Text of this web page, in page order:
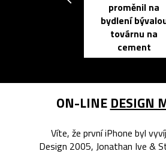
proměnil na
bydlení
továrnu na
cement
ON-LINE DESIGN
Víte, že první iPhone byl
Design 2005, Jonathan Ive &